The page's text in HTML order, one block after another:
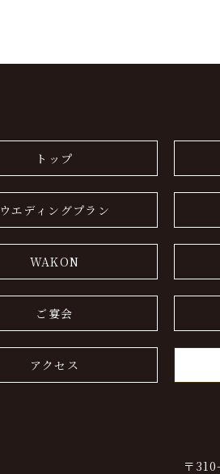
トップ
ウエディングプラン
WAKON
ご宴会
アクセス
〒